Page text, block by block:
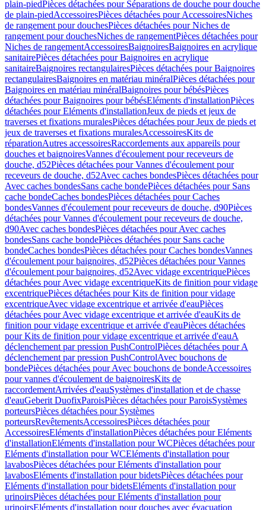
plain-piedPièces détachées pour Séparations de douche pour douche
de plain-piedAccessoiresPièces détachées pour AccessoiresNiches
de rangement pour douchesPièces détachées pour Niches de
rangement pour douchesNiches de rangementPièces détachées pour
Niches de rangementAccessoiresBaignoiresBaignoires en acrylique
sanitairePièces détachées pour Baignoires en acrylique
sanitaireBaignoires rectangulairesPièces détachées pour Baignoires
rectangulairesBaignoires en matériau minéralPièces détachées pour
Baignoires en matériau minéralBaignoires pour bébésPièces
détachées pour Baignoires pour bébésEléments d'installationPièces
détachées pour Eléments d'installationJeux de pieds et jeux de
traverses et fixations muralesPièces détachées pour Jeux de pieds et
jeux de traverses et fixations muralesAccessoiresKits de
réparationAutres accessoiresRaccordements aux appareils pour
douches et baignoiresVannes d'écoulement pour receveurs de
douche, d52Pièces détachées pour Vannes d'écoulement pour
receveurs de douche, d52Avec caches bondesPièces détachées pour
Avec caches bondesSans cache bondePièces détachées pour Sans
cache bondeCaches bondesPièces détachées pour Caches
bondesVannes d'écoulement pour receveurs de douche, d90Pièces
détachées pour Vannes d'écoulement pour receveurs de douche,
d90Avec caches bondesPièces détachées pour Avec caches
bondesSans cache bondePièces détachées pour Sans cache
bondeCaches bondesPièces détachées pour Caches bondesVannes
d'écoulement pour baignoires, d52Pièces détachées pour Vannes
d'écoulement pour baignoires, d52Avec vidage excentriquePièces
détachées pour Avec vidage excentriqueKits de finition pour vidage
excentriquePièces détachées pour Kits de finition pour vidage
excentriqueAvec vidage excentrique et arrivée d'eauPièces
détachées pour Avec vidage excentrique et arrivée d'eauKits de
finition pour vidage excentrique et arrivée d'eauPièces détachées
pour Kits de finition pour vidage excentrique et arrivée d'eauA
déclenchement par pression PushControlPièces détachées pour A
déclenchement par pression PushControlAvec bouchons de
bondePièces détachées pour Avec bouchons de bondeAccessoires
pour vannes d'écoulement de baignoiresKits de
raccordementArrivées d'eauSystèmes d'installation et de chasse
d'eauGeberit DuofixParoisPièces détachées pour ParoisSystèmes
porteursPièces détachées pour Systèmes
porteursRevêtementsAccessoiresPièces détachées pour
AccessoiresEléments d'installationPièces détachées pour Eléments
d'installationEléments d'installation pour WCPièces détachées pour
Eléments d'installation pour WCEléments d'installation pour
lavabosPièces détachées pour Eléments d'installation pour
lavabosEléments d'installation pour bidetsPièces détachées pour
Eléments d'installation pour bidetsEléments d'installation pour
urinoirsPièces détachées pour Eléments d'installation pour
urinoirsEléments d'installation pour douches avec évacuation